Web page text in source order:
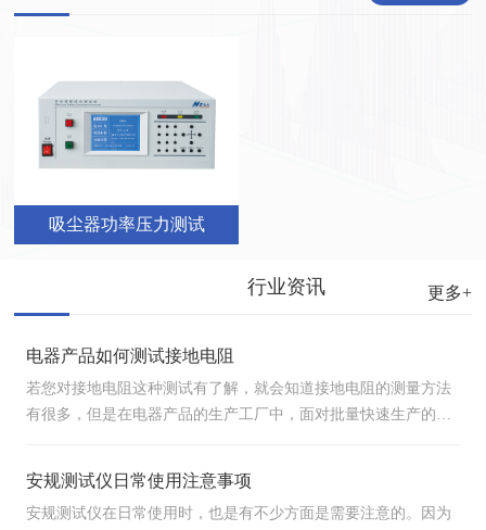
吸尘器功率压力测试
行业资讯 更多+
电器产品如何测试接地电阻
若您对接地电阻这种测试有了解，就会知道接地电阻的测量方法
有很多，但是在电器产品的生产工厂中，面对批量快速生产的电
安规测试仪日常使用注意事项
安规测试仪在日常使用时，也是有不少方面是需要注意的。因为